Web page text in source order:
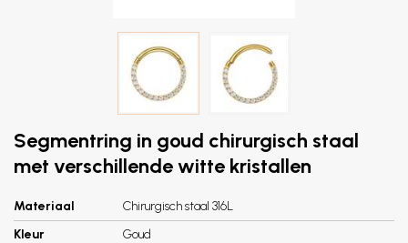
Segmentring in goud chirurgisch staal
met verschillende witte kristallen
Materiaal
Chirurgisch staal 316L
Kleur
Goud